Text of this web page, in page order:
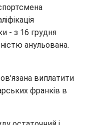
- з 16 грудня
анульована.
виплатити
франків в